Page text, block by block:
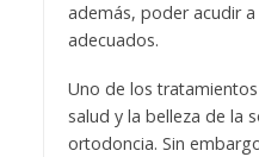
además, poder acudir
adecuados.
Uno de los
salud y la belleza de la
ortodoncia. Sin